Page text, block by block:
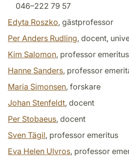
046–222 79 57
Edyta Roszko, gästprofessor
Per Anders Rudling, docent,
Kim Salomon, professor emeritus
Hanne Sanders, professor
Maria Simonsen, forskare
Johan Stenfeldt, docent
Per Stobaeus, docent
Sven Tägil, professor emeritus
Eva Helen Ulvros, professor